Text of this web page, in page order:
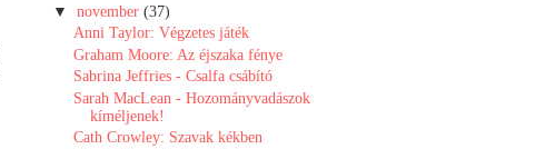
▼ november(37)
Anni Taylor: Végzetes játék
Graham Moore: Az éjszaka fénye
Sabrina Jeffries - Csalfa csábító
Sarah MacLean - Hozományvadászok
kíméljenek!
Cath Crowley: Szavak kékben